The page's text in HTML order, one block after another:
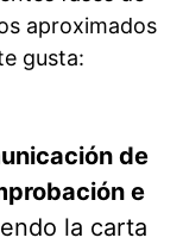
aproximados
gusta:
de
e
la carta